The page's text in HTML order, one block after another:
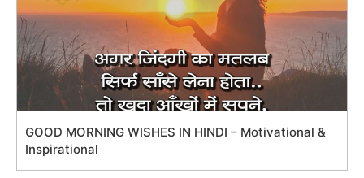
GOOD MORNING WISHES IN HINDI – Motivational &
Inspirational